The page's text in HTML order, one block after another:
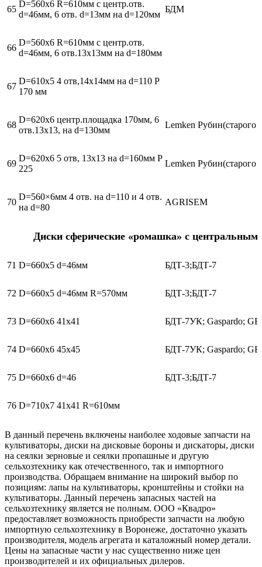
65
D=560х6 R=610мм с центр.отв.
d=46мм, 6 отв. d=13мм на d=120мм
БДМ
66
D=560х6 R=610мм с центр.отв.
d=46мм, 6 отв.13х13мм на d=180мм
67
D=610х5 4 отв,14х14мм на d=110 Р
170 мм
68
D=620х6 центр.площадка 170мм, 6
отв.13х13, на d=130мм
Lemken Рубин(старого
69
D=620х6 5 отв, 13х13 на d=160мм Р
225
Lemken Рубин(старого
70
D=560×6мм 4 отв. на d=110 и 4 отв.
на d=80
AGRISEM
Диски сферические «ромашка» с центральным
71 D=660х5 d=46мм БДТ-3;БДТ-7
72 D=660х5 d=46мм R=570мм БДТ-3;БДТ-7
73 D=660х6 41х41 БДТ-7УК; Gaspardo;
74 D=660х6 45х45 БДТ-7УК; Gaspardo;
75 D=660х6 d=46 БДТ-3;БДТ-7
76 D=710х7 41х41 R=610мм
В данный перечень включены наиболее ходовые запчасти на
культиваторы, диски на дисковые бороны и дискаторы, диски
на сеялки зерновые и сеялки пропашные и другую
сельхозтехнику как отечественного, так и импортного
производства. Обращаем внимание на широкий выбор по
позициям: лапы на культиваторы, кронштейны и стойки на
культиваторы. Данный перечень запасных частей на
сельхозтехнику является не полным. ООО «Квадро»
предоставляет возможность приобрести запчасти на любую
импортную сельхозтехнику в Воронеже, достаточно указать
производителя, модель агрегата и каталожный номер детали.
Цены на запасные части у нас существенно ниже цен
производителей и их официальных дилеров.